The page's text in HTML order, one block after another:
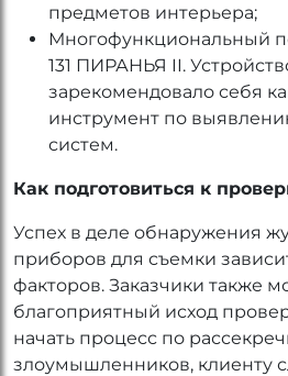
предметов интерьера;
Многофункциональный
131 ПИРАНЬЯ II.
зарекомендовало себя
инструмент по
систем.
Как подготовиться к
Успех в деле обнаружения
приборов для съемки
факторов. Заказчики также
благоприятный исход
начать процесс по
злоумышленников, клиенту